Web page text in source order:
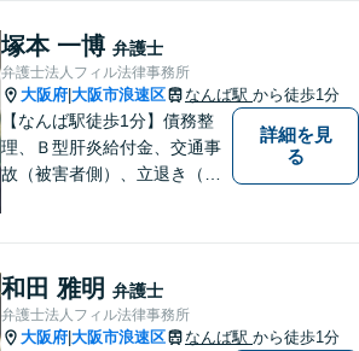
クライアントの話を丁寧に聞
き、意思疎通を測った上で最
適な解決策を提示します。
塚本 一博 弁護士
弁護士法人フィル法律事務所
大阪府 大阪市浪速区 なんば駅 から徒歩1分
【なんば駅徒歩1分】債務整
理、Ｂ型肝炎給付金、交通事
故（被害者側）、立退き（借
連絡ください！
詳細を見
る
和田 雅明 弁護士
弁護士法人フィル法律事務所
大阪府 大阪市浪速区 なんば駅 から徒歩1分